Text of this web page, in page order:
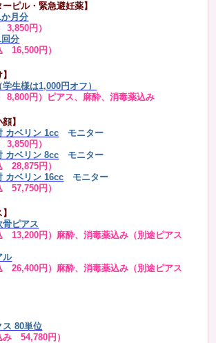
ーピル・緊急避妊薬】
月分
円）
分
16,500円）
生様は1,000円オフ）
円）ピアス、麻酔、消毒薬込み
】
カベリン 1cc モニター
円）
カベリン 8cc モニター
28,875円）
カベリン 16cc
モニター
57,750円）
骨ピアス
13,200円）麻酔、消毒薬込み（別途ピアス
ル
26,400円）麻酔、消毒薬込み（別途ピアス
ス 80単位
み 54,780円）